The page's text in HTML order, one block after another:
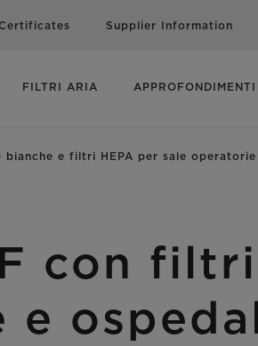
Supplier Information
FILTRI ARIA APPROFONDIMENTI
bianche e filtri HEPA per sale operatorie
con filtri
e